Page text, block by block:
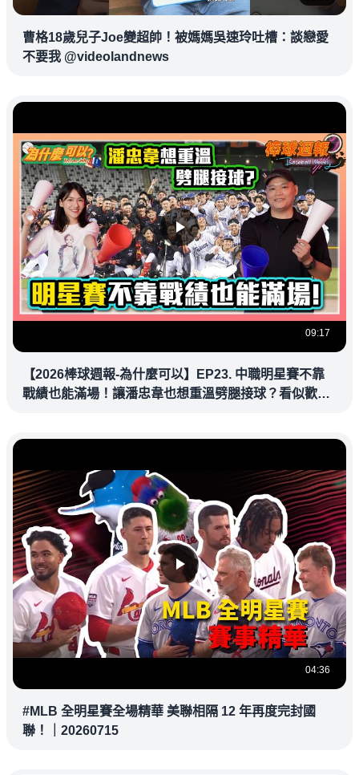
曹格18歲兒子Joe變超帥！被媽媽吳速玲吐槽：談戀愛
不要我 @videolandnews
09:17
【2026棒球週報-為什麼可以】EP23. 中職明星賽不靠
戰績也能滿場！讓潘忠韋也想重溫劈腿接球？看似歡樂
04:36
#MLB 全明星賽全場精華 美聯相隔 12 年再度完封國
聯！｜20260715